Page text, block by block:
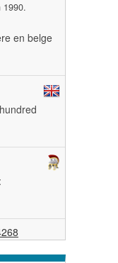
1990.
en belge